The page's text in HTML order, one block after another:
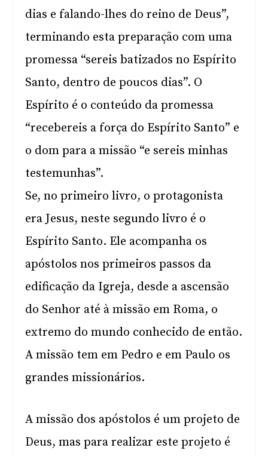
dias e falando-lhes do reino de Deus”,
terminando esta preparação com uma
promessa “sereis batizados no Espírito
Santo, dentro de poucos dias”. O
Espírito é o conteúdo da promessa
“recebereis a força do Espírito Santo” e
o dom para a missão “e sereis minhas
testemunhas”.
Se, no primeiro livro, o protagonista
era Jesus, neste segundo livro é o
Espírito Santo. Ele acompanha os
apóstolos nos primeiros passos da
edificação da Igreja, desde a ascensão
do Senhor até à missão em Roma, o
extremo do mundo conhecido de então.
A missão tem em Pedro e em Paulo os
grandes missionários.
A missão dos apóstolos é um projeto de
Deus, mas para realizar este projeto é